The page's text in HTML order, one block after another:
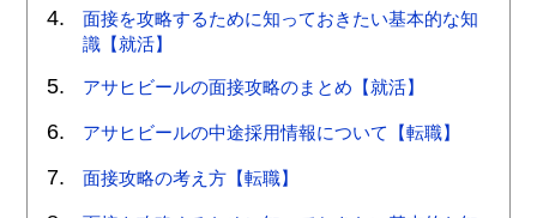
面接を攻略するために知っておきたい基本的な知
識【就活】
アサヒビールの面接攻略のまとめ【就活】
アサヒビールの中途採用情報について【転職】
面接攻略の考え方【転職】